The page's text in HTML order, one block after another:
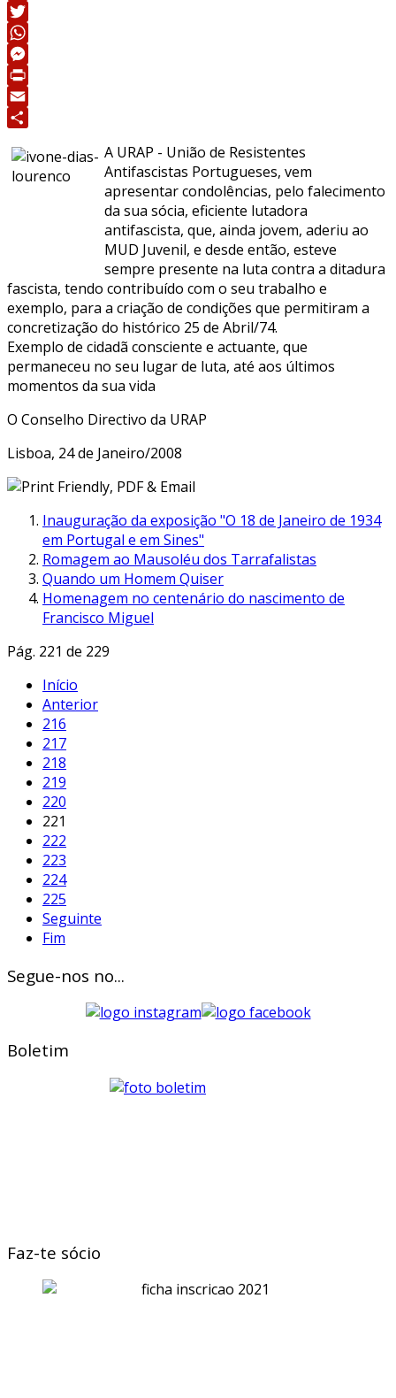
Facebook
Twitter
WhatsApp
Messenger
Print
Email
A URAP - União de Resistentes
Antifascistas Portugueses, vem
apresentar condolências, pelo falecimento
da sua sócia, eficiente lutadora
antifascista, que, ainda jovem, aderiu ao
MUD Juvenil, e desde então, esteve
sempre presente na luta contra a ditadura
fascista, tendo contribuído com o seu trabalho e
exemplo, para a criação de condições que permitiram a
concretização do histórico 25 de Abril/74.
Exemplo de cidadã consciente e actuante, que
permaneceu no seu lugar de luta, até aos últimos
momentos da sua vida
O Conselho Directivo da URAP
Lisboa, 24 de Janeiro/2008
Inauguração da exposição "O 18 de Janeiro de 1934
em Portugal e em Sines"
Romagem ao Mausoléu dos Tarrafalistas
Quando um Homem Quiser
Homenagem no centenário do nascimento de
Francisco Miguel
Pág. 221 de 229
Início
Anterior
216
217
218
219
220
221
222
223
224
225
Seguinte
Fim
Segue-nos no...
Boletim
Faz-te sócio